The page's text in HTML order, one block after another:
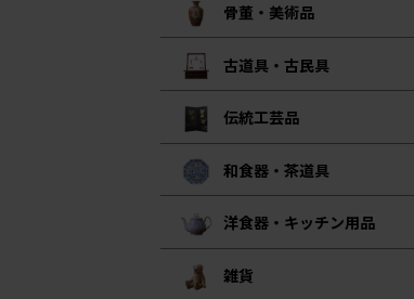
骨董・美術品
古道具・古民具
伝統工芸品
和食器・茶道具
洋食器・キッチン用品
雑貨